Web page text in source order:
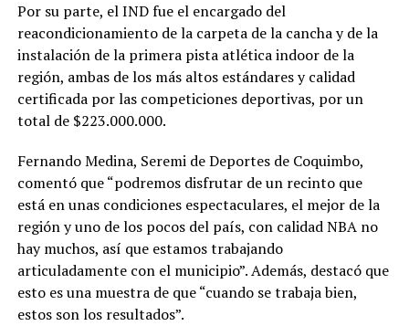
Por su parte, el IND fue el encargado del
reacondicionamiento de la carpeta de la cancha y de la
instalación de la primera pista atlética indoor de la
región, ambas de los más altos estándares y calidad
certificada por las competiciones deportivas, por un
total de $223.000.000.
Fernando Medina, Seremi de Deportes de Coquimbo,
comentó que “podremos disfrutar de un recinto que
está en unas condiciones espectaculares, el mejor de la
región y uno de los pocos del país, con calidad NBA no
hay muchos, así que estamos trabajando
articuladamente con el municipio”. Además, destacó que
esto es una muestra de que “cuando se trabaja bien,
estos son los resultados”.